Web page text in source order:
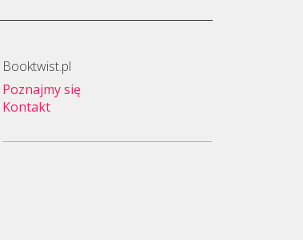
Booktwist.pl
Poznajmy się
Kontakt